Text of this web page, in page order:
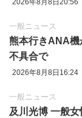
2026年8月8日20:56
一般ニュース
熊本行きANA機
不具合で
2026年8月8日16:24
一般ニュース
及川光博 一般